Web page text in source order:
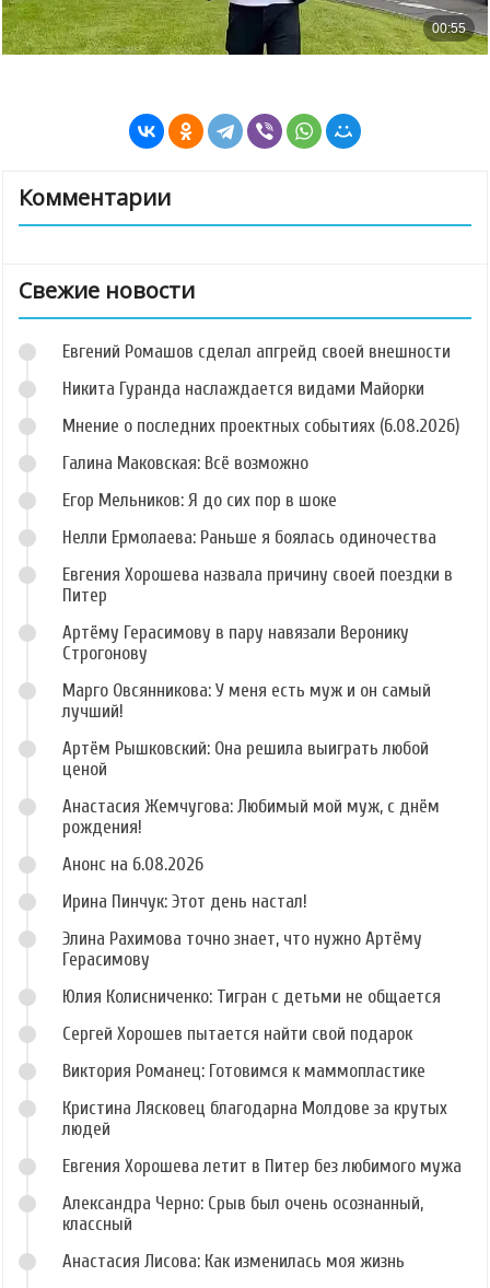
Комментарии
Свежие новости
Евгений Ромашов сделал апгрейд своей внешности
Никита Гуранда наслаждается видами Майорки
Мнение о последних проектных событиях (6.08.2026)
Галина Маковская: Всё возможно
Егор Мельников: Я до сих пор в шоке
Нелли Ермолаева: Раньше я боялась одиночества
Евгения Хорошева назвала причину своей поездки в
Питер
Артёму Герасимову в пару навязали Веронику
Строгонову
Марго Овсянникова: У меня есть муж и он самый
лучший!
Артём Рышковский: Она решила выиграть любой
ценой
Анастасия Жемчугова: Любимый мой муж, с днём
рождения!
Анонс на 6.08.2026
Ирина Пинчук: Этот день настал!
Элина Рахимова точно знает, что нужно Артёму
Герасимову
Юлия Колисниченко: Тигран с детьми не общается
Сергей Хорошев пытается найти свой подарок
Виктория Романец: Готовимся к маммопластике
Кристина Лясковец благодарна Молдове за крутых
людей
Евгения Хорошева летит в Питер без любимого мужа
Александра Черно: Срыв был очень осознанный,
классный
Анастасия Лисова: Как изменилась моя жизнь